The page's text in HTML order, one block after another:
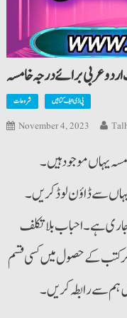
اردوعربی برائے درجہ خامسہ
شروحات پی ڈی ایف کتابیں
November 4, 2023
یہاں موجود ہیں۔
سے ڈاؤن لوڈ کریں۔
ہے۔ احباب بلا تکلف
کتب کے حصول میں کسی قسم
ہم سے رابطہ کریں۔